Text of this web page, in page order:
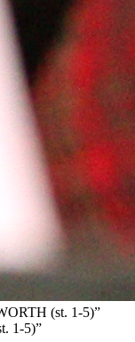
(st. 1-5)”
1-5)”